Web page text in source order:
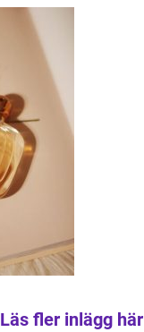
Läs fler inlägg här